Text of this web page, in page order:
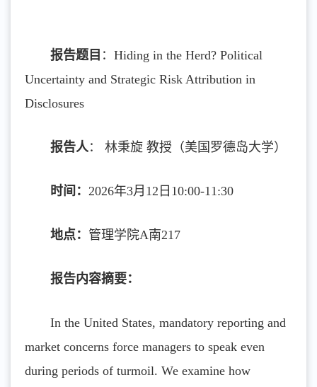
报告题目 ：Hiding in the Herd? Political
Uncertainty and Strategic Risk Attribution in
Disclosures
报告人： 林秉旋 教授（美国罗德岛大学）
时间： 2026年3月12日10:00-11:30
地点： 管理学院A南217
报告内容摘要：
In the United States, mandatory reporting and
market concerns force managers to speak even
during periods of turmoil. We examine how